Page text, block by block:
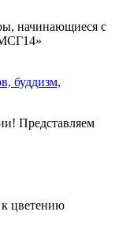
начинающиеся с
буддизм,
Представляем
цветению